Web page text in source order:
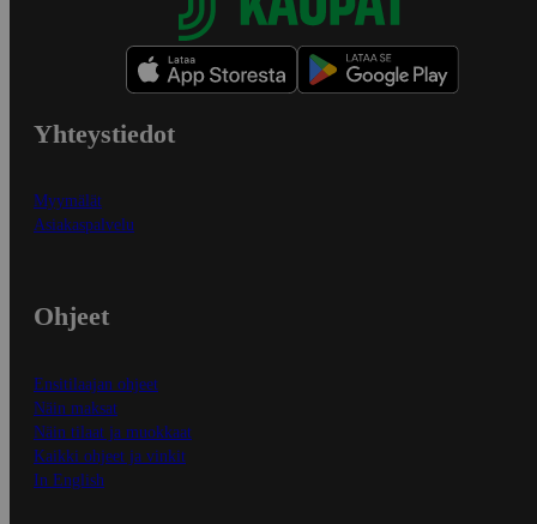
Yhteystiedot
Myymälät
Asiakaspalvelu
Ohjeet
Ensitilaajan ohjeet
Näin maksat
Näin tilaat ja muokkaat
Kaikki ohjeet ja vinkit
In English